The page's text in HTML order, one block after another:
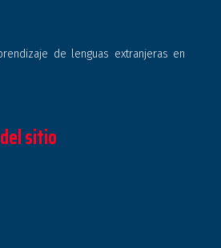
de lenguas extranjeras en
sitio